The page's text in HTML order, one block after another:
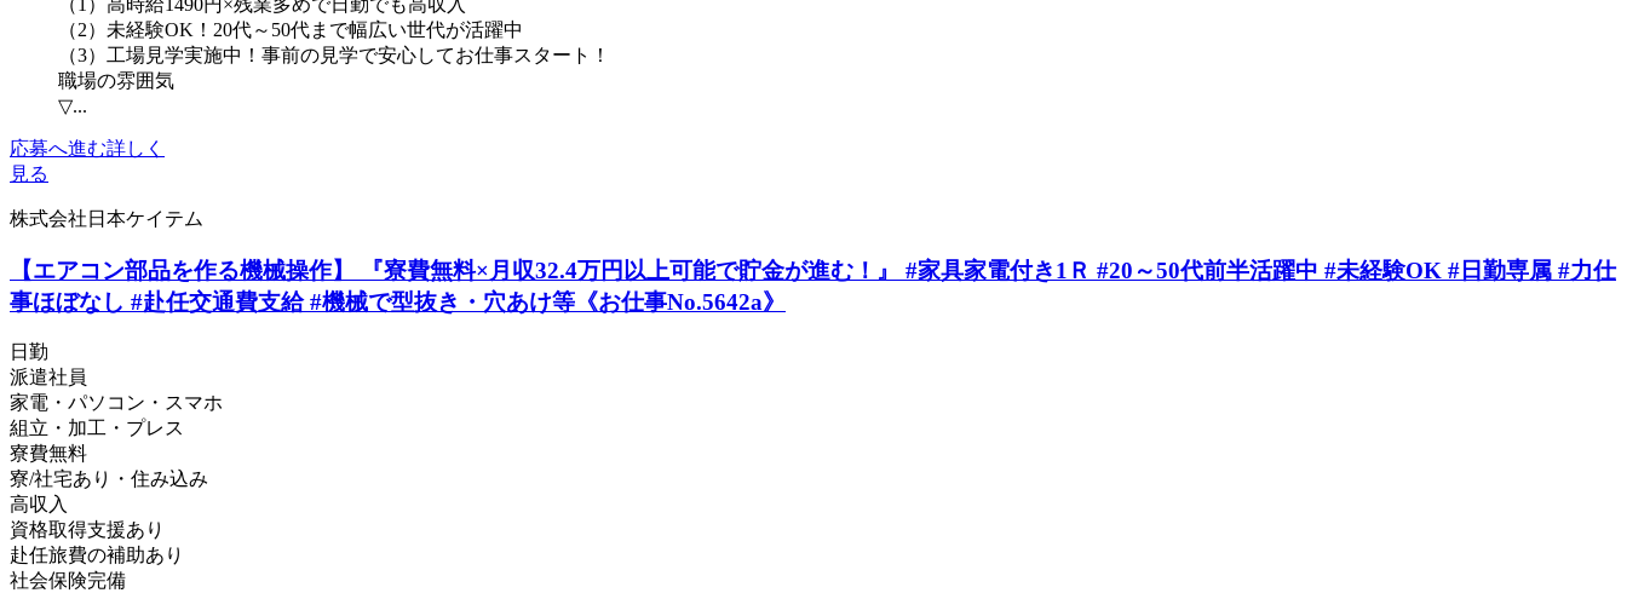
（2）未経験OK！20代～50代まで幅広い世代が活躍中
（3）工場見学実施中！事前の見学で安心してお仕事スタート！
職場の雰囲気
▽...
応募へ進む詳しく
見る
株式会社日本ケイテム
【エアコン部品を作る機械操作】 『寮費無料×月収32.4万円以上可能で貯金が進む！』 #家具家電付き1Ｒ #20～50代前半活躍中 #未経験OK #日勤専属 #力仕
事ほぼなし #赴任交通費支給 #機械で型抜き・穴あけ等《お仕事No.5642a》
日勤
派遣社員
家電・パソコン・スマホ
組立・加工・プレス
寮費無料
寮/社宅あり・住み込み
高収入
資格取得支援あり
赴任旅費の補助あり
社会保険完備